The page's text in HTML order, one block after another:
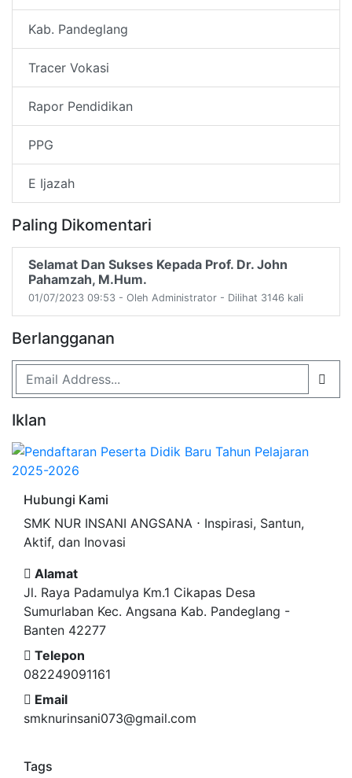
Kab. Pandeglang
Tracer Vokasi
Rapor Pendidikan
PPG
E Ijazah
Paling Dikomentari
Selamat Dan Sukses Kepada Prof. Dr. John
Pahamzah, M.Hum.
01/07/2023 09:53 - Oleh Administrator - Dilihat 3146 kali
Berlangganan
Iklan
Hubungi Kami
SMK NUR INSANI ANGSANA ⋅ Inspirasi, Santun,
Aktif, dan Inovasi
Alamat
Jl. Raya Padamulya Km.1 Cikapas Desa
Sumurlaban Kec. Angsana Kab. Pandeglang -
Banten 42277
Telepon
082249091161
Email
smknurinsani073@gmail.com
Tags